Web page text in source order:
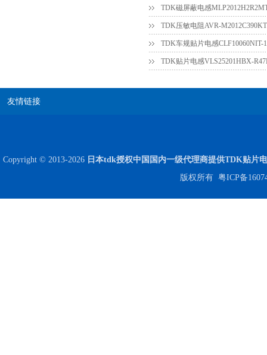
Johanson电容一级代理 正品现货
TDK磁屏蔽电感
TDK压敏电阻AVR-
TDK贴片电感VLS25201HBX-
友情链接
Copyright © 2013-2026 日本tdk授权中国国内一级代理商提供TDK贴片
版权所有 粤ICP备